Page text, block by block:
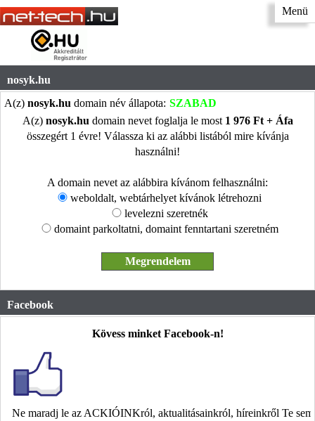
Menü
nosyk.hu
A(z) nosyk.hu domain név állapota: SZABAD
A(z) nosyk.hu domain nevet foglalja le most 1 976 Ft + Áfa
összegért 1 évre! Válassza ki az alábbi listából mire kívánja
használni!
A domain nevet az alábbira kívánom felhasználni:
weboldalt, webtárhelyet kívánok létrehozni
levelezni szeretnék
domaint parkoltatni, domaint fenntartani szeretném
Facebook
Kövess minket Facebook-n!
Ne maradj le az ACKIÓINKról, aktualitásainkról, híreinkről Te